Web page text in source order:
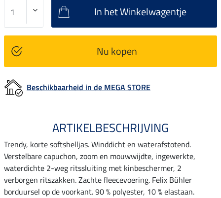
In het Winkelwagentje
Nu kopen
Beschikbaarheid in de MEGA STORE
ARTIKELBESCHRIJVING
Trendy, korte softshelljas. Winddicht en waterafstotend.
Verstelbare capuchon, zoom en mouwwijdte, ingewerkte,
waterdichte 2-weg ritssluiting met kinbeschermer, 2
verborgen ritszakken. Zachte fleecevoering. Felix Bühler
borduursel op de voorkant. 90 % polyester, 10 % elastaan.